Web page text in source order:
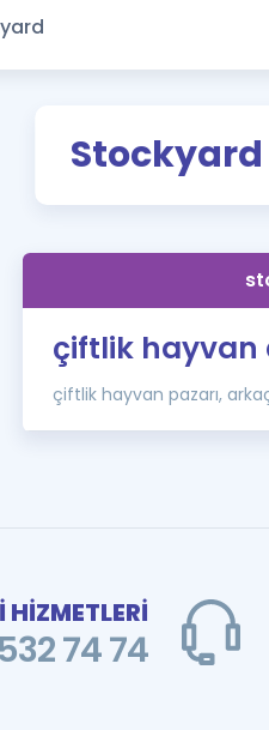
Stockyard
çiftlik hayvan
çiftlik hayvan pazarı,
HİZMETLERİ
74 74